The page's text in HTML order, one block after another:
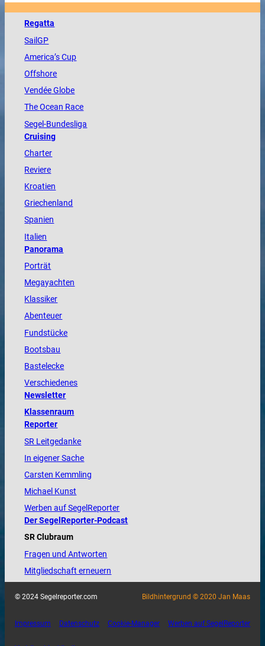
Regatta
SailGP
America’s Cup
Offshore
VendéeGlobe
TheOcean Race
Segel-Bundesliga
Cruising
Charter
Reviere
Kroatien
Griechenland
Spanien
Italien
Panorama
Porträt
Megayachten
Klassiker
Abenteuer
Fundstücke
Bootsbau
Bastelecke
Verschiedenes
Newsletter
Klassenraum
Reporter
SR Leitgedanke
In eigener Sache
Carsten Kemmling
Michael Kunst
Werben auf SegelReporter
Der SegelReporter-Podcast
SR Clubraum
Fragen und Antworten
Mitgliedschaft erneuern
© 2024 Segelreporter.com Bildhintergrund © 2020 Jan Maas
Impressum Datenschutz Cookie-Manager Werben auf SegelReporter